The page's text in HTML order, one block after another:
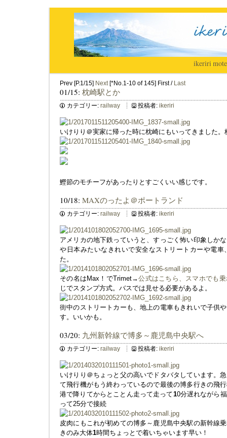
ikeriri|
Prev [P.1/15] Next[*No.1-10 of 145] First / Last
01/15: 枕崎駅とか
カテゴリー: railway 投稿者: ikeriri
いけりり＠実家に帰った時に枕崎にもいってきました
鰹節のモチーフがあったりとすごくいい感じです。
10/18: MAXのったよ＠ポートランド
カテゴリー: railway 投稿者: ikeriri
アメリカの地下鉄っていうと、すっごく怖い印象しか
や日本みたいなきれいで安全なストリートカーや電
た。
その名はMax！でTrimet→公式はこちら、スマホでも
じでスタンプ方式。バスでは見せる必要があるよ。
街中のストリートカーも、地上の電車もきれいで子供
す。いいかも。
03/20: 九州新幹線で博多～鹿児島中央駅へ
カテゴリー: railway 投稿者: ikeriri
いけりり＠ちょっと父の高いでドタバタしています。
て飛行機がもう終わっているので最後の博多行きの飛
港で降りてからとことん走って走って10分遅れながら
って25分で接続
皮肉にもこれが初めての博多～鹿児島中央駅の新幹線
きのみ大体1時間ちょっとで着いちゃいます早い！